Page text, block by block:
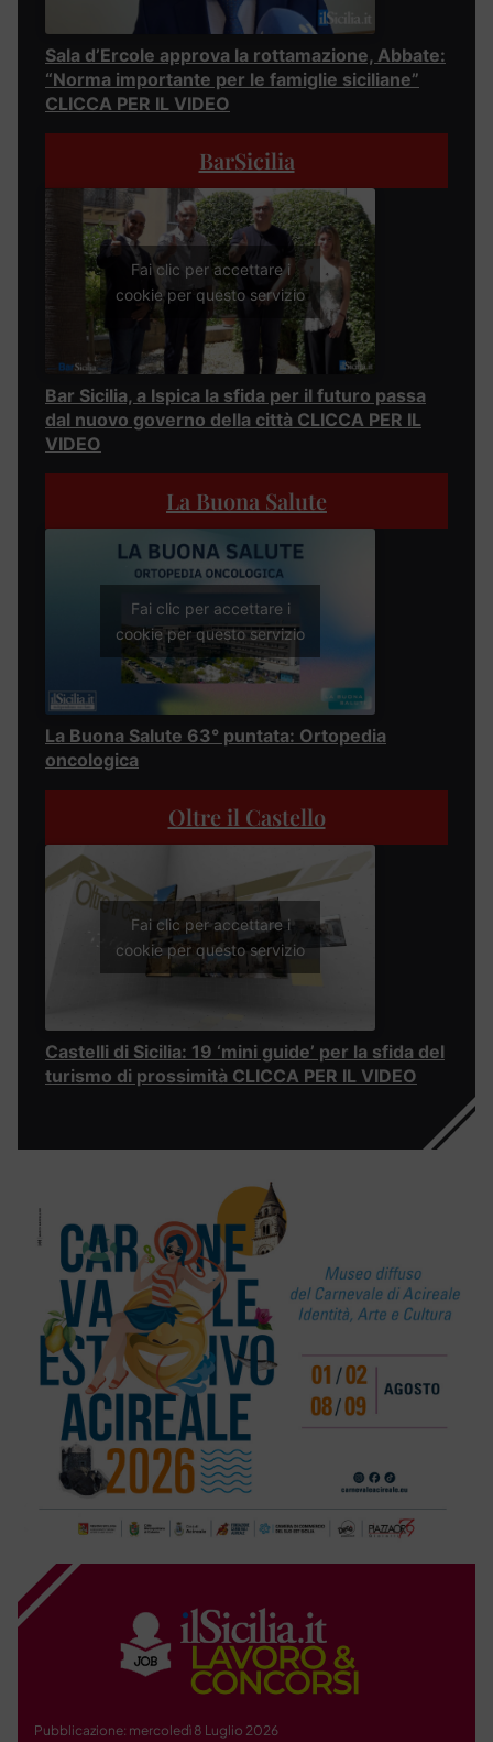
Sala d’Ercole approva la rottamazione, Abbate:
“Norma importante per le famiglie siciliane”
CLICCA PER IL VIDEO
BarSicilia
Fai clic per accettare i
cookie per questo servizio
Bar Sicilia, a Ispica la sfida per il futuro passa
dal nuovo governo della città CLICCA PER IL
VIDEO
La Buona Salute
Fai clic per accettare i
cookie per questo servizio
La Buona Salute 63° puntata: Ortopedia
oncologica
Oltre il Castello
Fai clic per accettare i
cookie per questo servizio
Castelli di Sicilia: 19 ‘mini guide’ per la sfida del
turismo di prossimità CLICCA PER IL VIDEO
Pubblicazione: mercoledì 8 Luglio 2026